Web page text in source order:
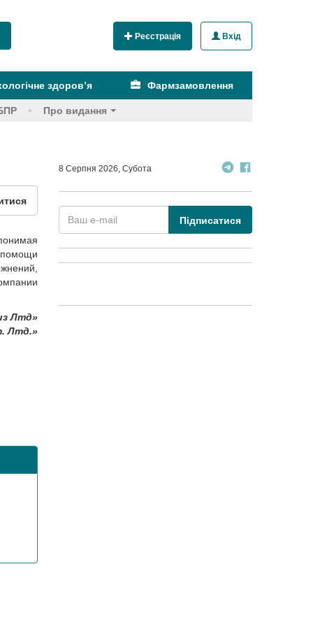
Реєстрація Вхід
здоров’я Фармзамовлення
Про видання
помощи
Лтд»
Лтд.»
8 Серпня 2026, Субота
Підписатися